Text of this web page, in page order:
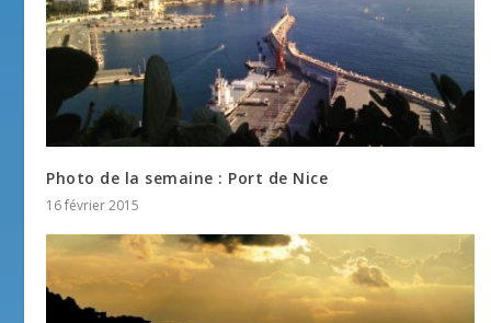
Photo de la semaine : Port de Nice
16 février 2015